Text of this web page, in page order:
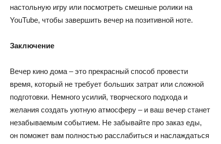
настольную игру или посмотреть смешные ролики на
YouTube, чтобы завершить вечер на позитивной ноте.
Заключение
Вечер кино дома – это прекрасный способ провести
время, который не требует больших затрат или сложной
подготовки. Немного усилий, творческого подхода и
желания создать уютную атмосферу – и ваш вечер станет
незабываемым событием. Не забывайте про заказ еды,
он поможет вам полностью расслабиться и наслаждаться